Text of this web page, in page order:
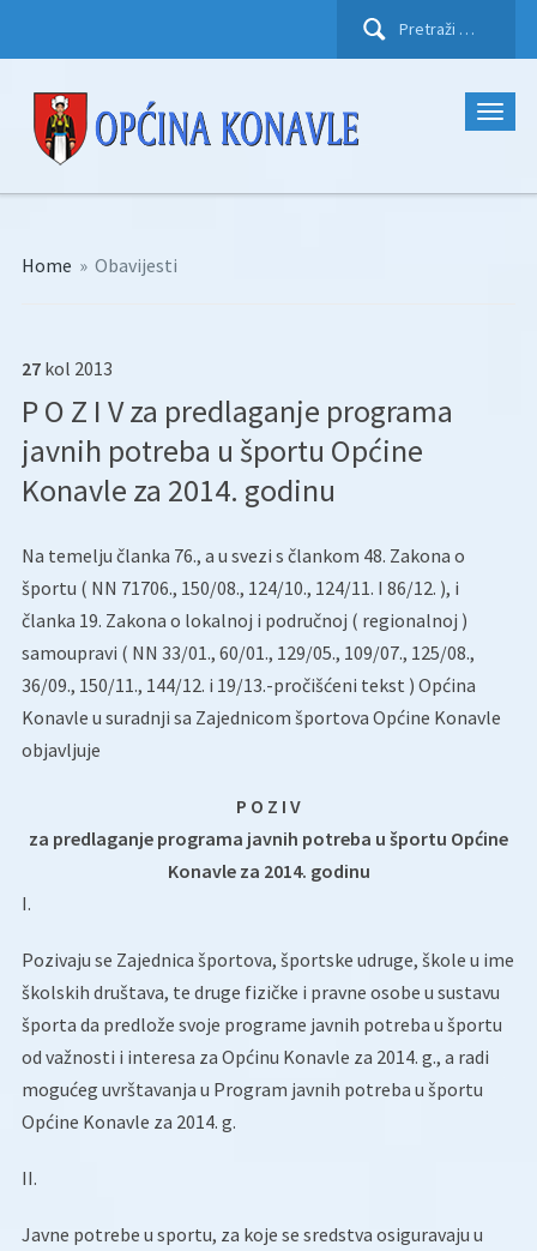
Pretraži:
Home » Obavijesti
27 kol 2013
P O Z I V za predlaganje programa
javnih potreba u športu Općine
Konavle za 2014. godinu
Na temelju članka 76., a u svezi s člankom 48. Zakona o
športu ( NN 71706., 150/08., 124/10., 124/11. I 86/12. ), i
članka 19. Zakona o lokalnoj i područnoj ( regionalnoj )
samoupravi ( NN 33/01., 60/01., 129/05., 109/07., 125/08.,
36/09., 150/11., 144/12. i 19/13.-pročišćeni tekst ) Općina
Konavle u suradnji sa Zajednicom športova Općine Konavle
objavljuje
P O Z I V
za predlaganje programa javnih potreba u športu Općine
Konavle za 2014. godinu
I.
Pozivaju se Zajednica športova, športske udruge, škole u ime
školskih društava, te druge fizičke i pravne osobe u sustavu
športa da predlože svoje programe javnih potreba u športu
od važnosti i interesa za Općinu Konavle za 2014. g., a radi
mogućeg uvrštavanja u Program javnih potreba u športu
Općine Konavle za 2014. g.
II.
Javne potrebe u sportu, za koje se sredstva osiguravaju u